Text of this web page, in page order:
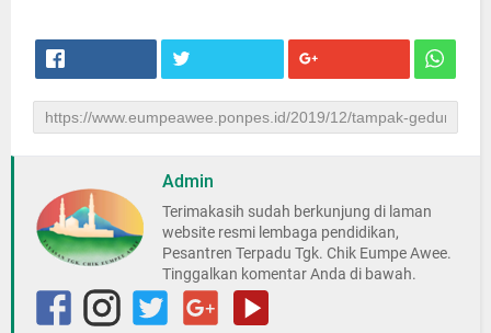
Admin
Terimakasih sudah berkunjung di laman
website resmi lembaga pendidikan,
Pesantren Terpadu Tgk. Chik Eumpe Awee.
Tinggalkan komentar Anda di bawah.